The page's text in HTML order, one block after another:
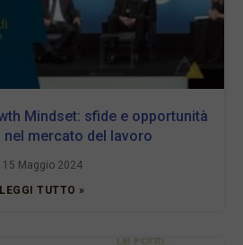
Mindset: sfide e opportunità
mercato del lavoro
15 Maggio 2024
LEGGI TUTTO »